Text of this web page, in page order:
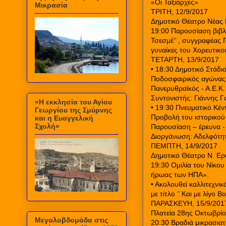
«Οι Ταξιάρχες»
ΤΡΙΤΗ, 12/9/2017
Δημοτικό Θέατρο Νέας
19:00 Παρουσίαση
Τσεσμέ’’ , συγγραφέας
γυναίκες του
ΤΕΤΑΡΤΗ, 13/9/2017
• 18:30 Δημοτικό
Ποδοσφαιρικός
Πανερυθραϊκός - Α.Ε.Κ.
Συντονιστής: Γιάννης
• 19:30 Πνευματικό
Προβολή του
Παρουσίαση – έρευνα -
Διοργάνωση:
ΠΕΜΠΤΗ, 14/9/2017
Δημοτικό Θέατρο Ν.
19:30 Ομιλία του
ήρωας των ΗΠΑ».
• Ακολουθεί
με τίτλο ‘’ Και με λίγο
ΠΑΡΑΣΚΕΥΗ, 15/9/
Πλατεία 28ης
20:30 Βραδιά
Μικρασία
«Η εκκλησία του Αγίου
Γεωργίου της Σμύρνης
και η Ευαγγελική
Σχολή»
Μεγαλοβδομάδα στις